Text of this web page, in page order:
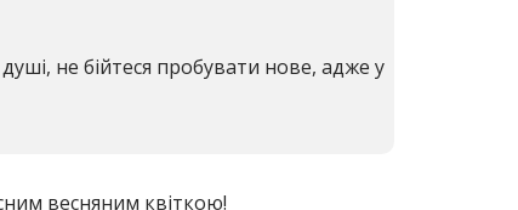
не бійтеся пробувати нове, адже у
весняним квіткою!